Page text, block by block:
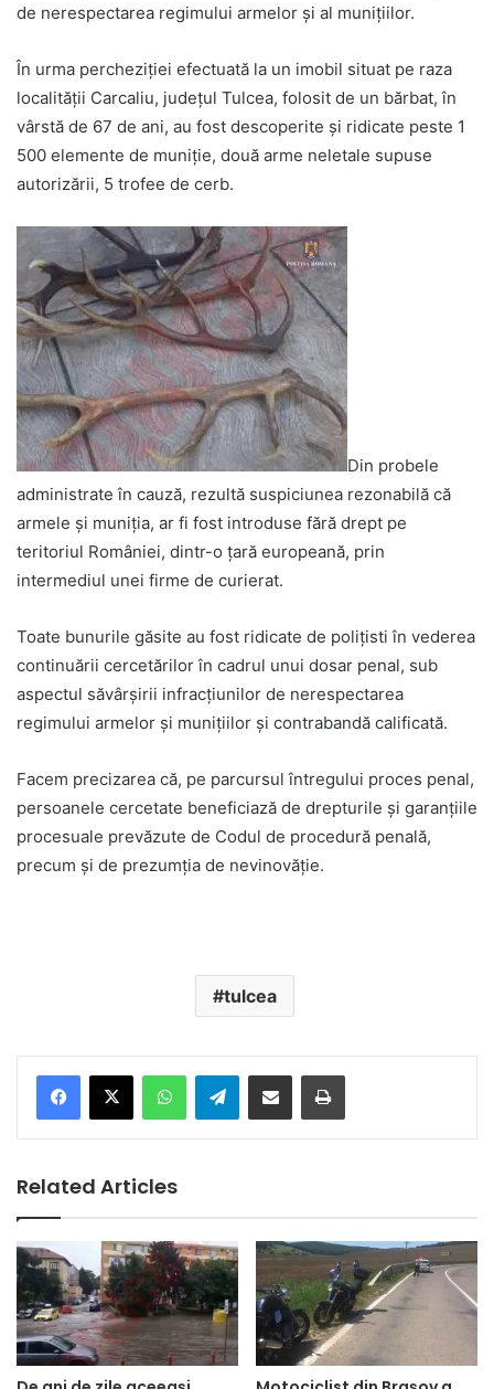
de nerespectarea regimului armelor şi al muniţiilor.
În urma percheziției efectuată la un imobil situat pe raza
localității Carcaliu, județul Tulcea, folosit de un bărbat, în
vârstă de 67 de ani, au fost descoperite și ridicate peste 1
500 elemente de muniție, două arme neletale supuse
autorizării, 5 trofee de cerb.
Din probele
administrate în cauză, rezultă suspiciunea rezonabilă că
armele și muniția, ar fi fost introduse fără drept pe
teritoriul României, dintr-o țară europeană, prin
intermediul unei firme de curierat.
Toate bunurile găsite au fost ridicate de polițisti în vederea
continuării cercetărilor în cadrul unui dosar penal, sub
aspectul săvârșirii infracțiunilor de nerespectarea
regimului armelor și munițiilor și contrabandă calificată.
Facem precizarea că, pe parcursul întregului proces penal,
persoanele cercetate beneficiază de drepturile și garanțiile
procesuale prevăzute de Codul de procedură penală,
precum și de prezumția de nevinovăție.
tulcea
Telegram
Related Articles